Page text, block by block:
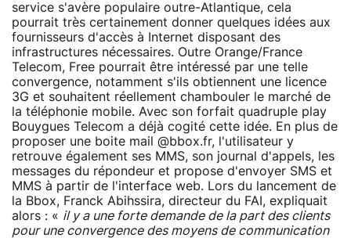
service s'avère populaire outre-Atlantique, cela
pourrait très certainement donner quelques idées aux
fournisseurs d'accès à Internet disposant des
infrastructures nécessaires. Outre Orange/France
Telecom, Free pourrait être intéressé par une telle
convergence, notamment s'ils obtiennent une licence
3G et souhaitent réellement chambouler le marché de
la téléphonie mobile. Avec son forfait quadruple play
Bouygues Telecom a déjà cogité cette idée. En plus de
proposer une boite mail @bbox.fr, l'utilisateur y
retrouve également ses MMS, son journal d'appels, les
messages du répondeur et propose d'envoyer SMS et
MMS à partir de l'interface web. Lors du lancement de
la Bbox, Franck Abihssira, directeur du FAI, expliquait
alors : « il y a une forte demande de la part des clients
pour une convergence des moyens de communication